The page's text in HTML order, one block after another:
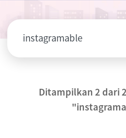
Ditampilkan 2 dari